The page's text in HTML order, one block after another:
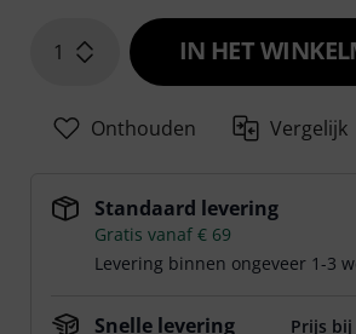
1 IN HET
Onthouden Vergelijk
Standaard levering
Gratis vanaf € 69
Levering binnen ongeveer 1-3
Snelle levering
Prijs